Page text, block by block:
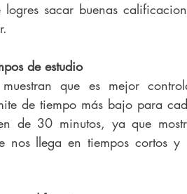
sacar buenas
de estudio
muestran que es mejor
de tiempo más bajo para
de 30 minutos, ya que
nos llega en tiempos cortos